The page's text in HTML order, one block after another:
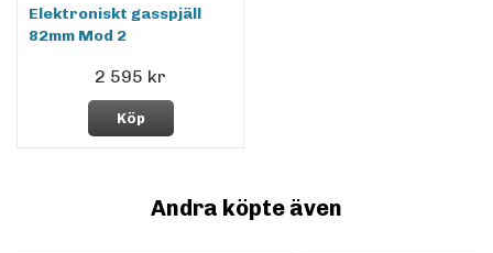
Elektroniskt gasspjäll
82mm Mod 2
2 595 kr
Köp
Andra köpte även